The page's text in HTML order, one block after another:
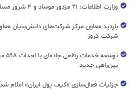
وزارت اطلاعات: ۲۱ مزدور موساد و ۴ شرور مسلح در کرمان بازداشت شدند
بازدید معاون مرکز شرکت‌های دانش‌بنیان
شرکت کروز
بین‌راهی جدید
جزئیات فعال‌سازی «کیف پول ایران» اعلام شد